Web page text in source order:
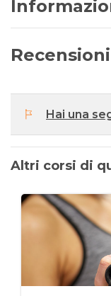
Recensioni
Hai una
Altri corsi di